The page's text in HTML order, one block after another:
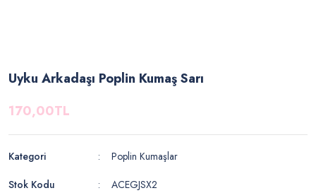
Uyku Arkadaşı Poplin Kumaş Sarı
170,00TL
Kategori
Poplin Kumaşlar
Stok Kodu
ACEGJSX2